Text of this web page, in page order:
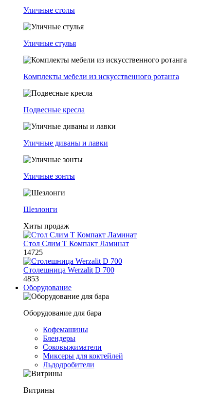
Уличные столы
Уличные стулья
Комплекты мебели из искусственного ротанга
Подвесные кресла
Уличные диваны и лавки
Уличные зонты
Шезлонги
Хиты продаж
Стол Слим Т Компакт Ламинат
14725
Столешница Werzalit D 700
4853
Оборудование
Оборудование для бара
Кофемашины
Блендеры
Соковыжиматели
Миксеры для коктейлей
Льдодробители
Витрины